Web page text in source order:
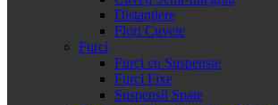
Distanțiere
Flori Cuvete
Furci
Furci cu Suspensie
Furci Fixe
Suspensii Spate